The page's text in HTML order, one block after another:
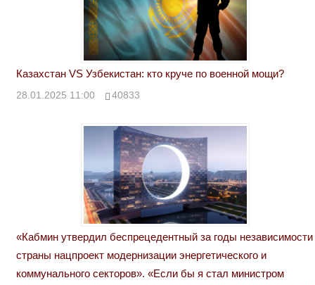
Казахстан VS Узбекистан: кто круче по военной мощи?
28.01.2025 11:00 40833
«Кабмин утвердил беспрецедентный за годы независимости
страны нацпроект модернизации энергетического и
коммунального секторов». «Если бы я стал министром